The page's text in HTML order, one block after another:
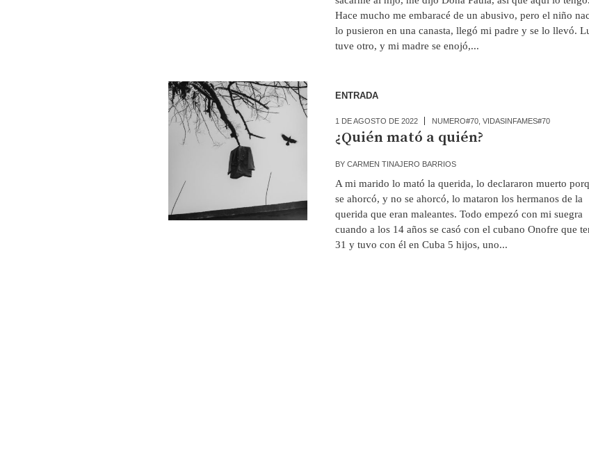
Hace mucho me embaracé de un abusivo, pero el niño
lo pusieron en una canasta, llegó mi padre y se lo llevó.
tuve otro, y mi madre se enojó,...
ENTRADA
1 DE AGOSTO DE 2022 NUMERO#70, VIDASINFAMES#70
¿Quién mató a quién?
BY CARMEN TINAJERO BARRIOS
A mi marido lo mató la querida, lo declararon muerto
se ahorcó, y no se ahorcó, lo mataron los hermanos de la
querida que eran maleantes. Todo empezó con mi suegra
cuando a los 14 años se casó con el cubano Onofre que
31 y tuvo con él en Cuba 5 hijos, uno...